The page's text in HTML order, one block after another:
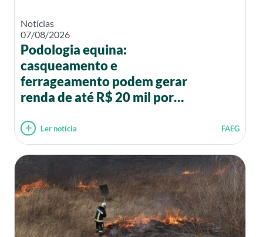
Notícias
07/08/2026
Podologia equina:
casqueamento e
ferrageamento podem gerar
renda de até R$ 20 mil por
Ler notícia FAEG